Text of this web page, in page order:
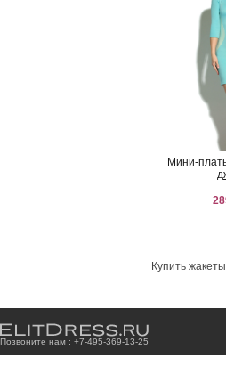
Мини-
Купить
Позвоните нам : +7-495-369-13-25